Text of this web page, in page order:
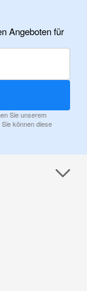
Angeboten für
Sie unserem
können diese